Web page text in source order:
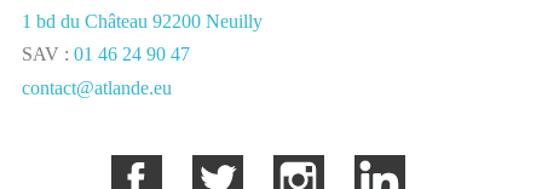
1 bd du Château 92200 Neuilly
SAV : 01 46 24 90 47
contact@atlande.eu
Facebook Twitter Instagram